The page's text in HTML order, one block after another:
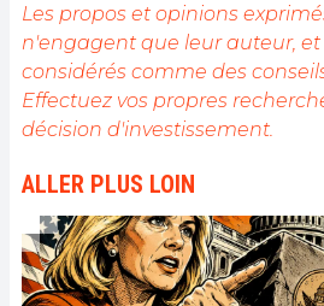
Les propos et opinions
n'engagent que leur auteur,
considérés comme des
Effectuez vos propres
décision d'investissement.
ALLER PLUS LOIN